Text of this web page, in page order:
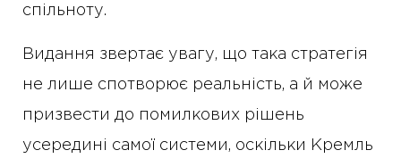
спільноту.
Видання звертає увагу, що така стратегія
не лише спотворює реальність, а й може
призвести до помилкових рішень
усередині самої системи, оскільки Кремль